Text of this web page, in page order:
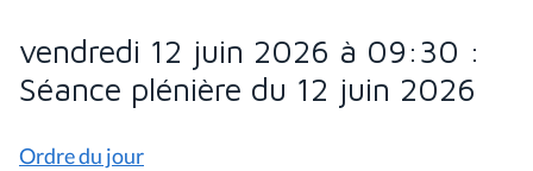
vendredi 12 juin 2026 à 09:30 :
Séance plénière du 12 juin 2026
Ordre du jour